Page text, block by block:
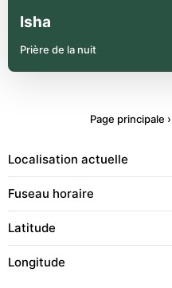
Isha
Prière de la nuit
Page principale ›
Localisation actuelle
Fuseau horaire
Latitude
Longitude